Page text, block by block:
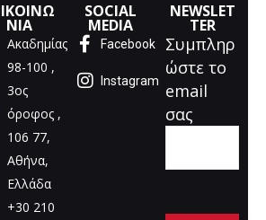
ΝΙΑ
Ακαδημίας
98-100 ,
3ος
όροφος ,
106 77,
Αθήνα,
Ελλάδα
+30 210
SOCIAL
MEDIA
Facebook
Instagram
NEWSLET
TER
Συμπληρ
ώστε το
email
σας